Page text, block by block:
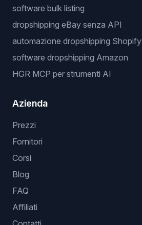
software bulk listing
dropshipping eBay senza API
automazione dropshipping Shopify
software dropshipping Amazon
HGR MCP per strumenti AI
Azienda
Prezzi
Fornitori
Corsi
Blog
FAQ
Affiliati